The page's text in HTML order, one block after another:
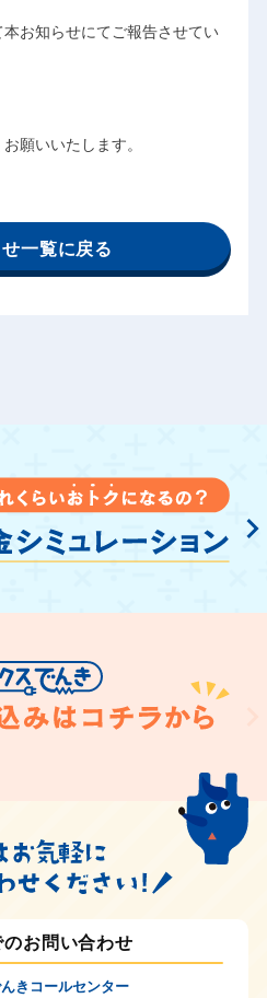
お知らせにてご報告させてい
願いいたします。
一覧に戻る
のお問い合わせ
きコールセンター